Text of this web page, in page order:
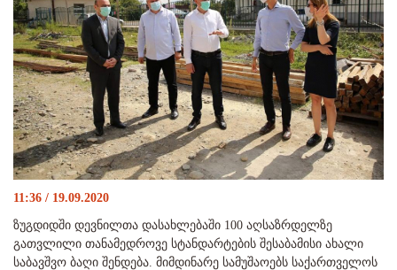
11:36 / 19.09.2020
ზუგდიდში დევნილთა დასახლებაში 100 აღსაზრდელზე
გათვლილი თანამედროვე სტანდარტების შესაბამისი ახალი
საბავშვო ბაღი შენდება. მიმდინარე სამუშაოებს საქართველოს